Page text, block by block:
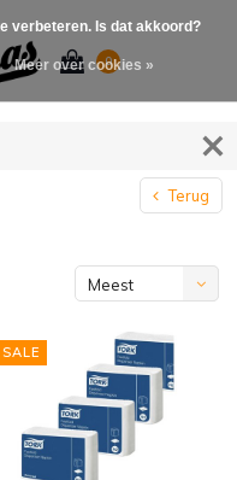
0
Terug
Meest
SALE
verbeteren. Is dat akkoord?
Meer over cookies »